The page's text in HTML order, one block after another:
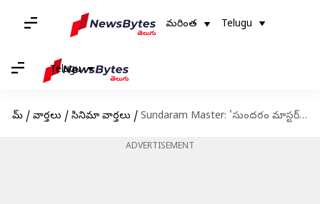
మరింత Telugu
Telugu
హోమ్ / వార్తలు / సినిమా వార్తలు / Sundaram Master: 'సుందరం మాస్టర్‌' ట్రైలర్‌ను ఆవిష్కరించిన మెగాస్టార్‌ చిరంజీవి
ADVERTISEMENT